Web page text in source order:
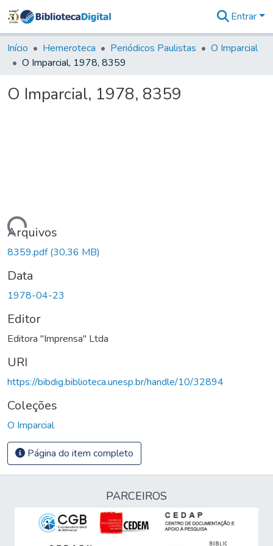
&
Coleções
Tudo na
Digital
Entrar
Início Hemeroteca Periódicos Paulistas
O Imparcial
O Imparcial, 1978, 8359
O Imparcial, 1978, 8359
Carregando...
Arquivos
8359.pdf(30,36 MB)
Data
1978-04-23
Editor
Editora "Imprensa" Ltda
URI
https://bibdig.biblioteca.unesp.br/handle/10/32894
Coleções
O Imparcial
Página do item completo
PARCEIROS